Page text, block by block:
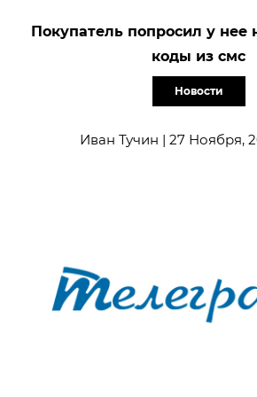
Покупатель попросил у нее
коды из смс
Новости
Иван Тучин | 27 Ноября,